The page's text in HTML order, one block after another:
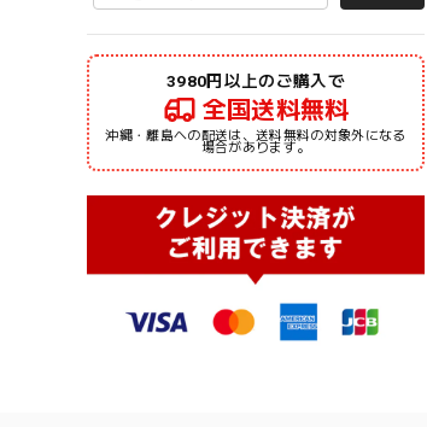
3980円以上のご購入で
全国送料無料
沖縄・離島への配送は、送料無料の対象外になる
場合があります。